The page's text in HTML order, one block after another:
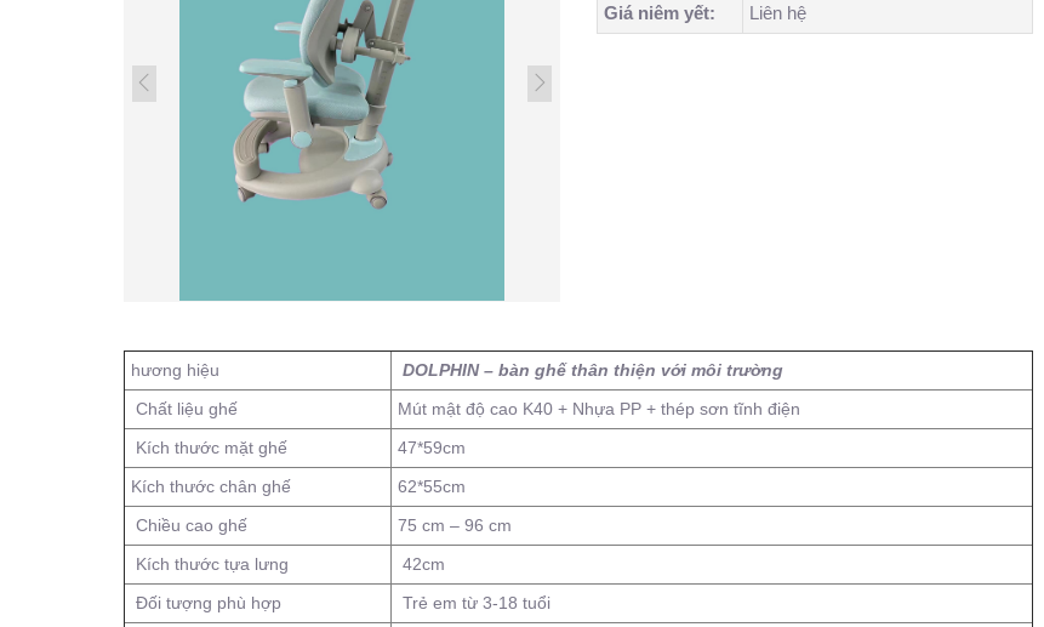
Giá niêm yết:
Liên hệ
hương hiệu
DOLPHIN – bàn ghế thân thiện với môi trường
Chất liệu ghế
Mút mật độ cao K40 + Nhựa PP + thép sơn tĩnh điện
Kích thước mặt ghế
47*59cm
Kích thước chân ghế
62*55cm
Chiều cao ghế
75 cm – 96 cm
Kích thước tựa lưng
42cm
Đối tượng phù hợp
Trẻ em từ 3-18 tuổi